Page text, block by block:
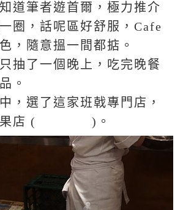
道筆者遊首爾，極力推介
圈，話呢區好舒服， Cafe
，隨意搵一間都掂。
抽了一個晚上，吃完晚餐
。
，選了這家班戟專門店，
店 ( ) 。